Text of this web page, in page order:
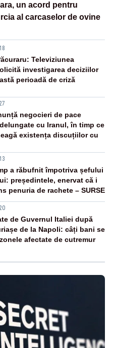
un acord pentru
al carcaselor de ovine
Televiziunea
investigarea deciziilor
perioadă de criză
negocieri de pace
cu Iranul, în timp ce
existența discuțiilor cu
a răbufnit împotriva șefului
președintele, enervat că i
penuria de rachete – SURSE
de Guvernul Italiei după
de la Napoli: câți bani se
afectate de cutremur